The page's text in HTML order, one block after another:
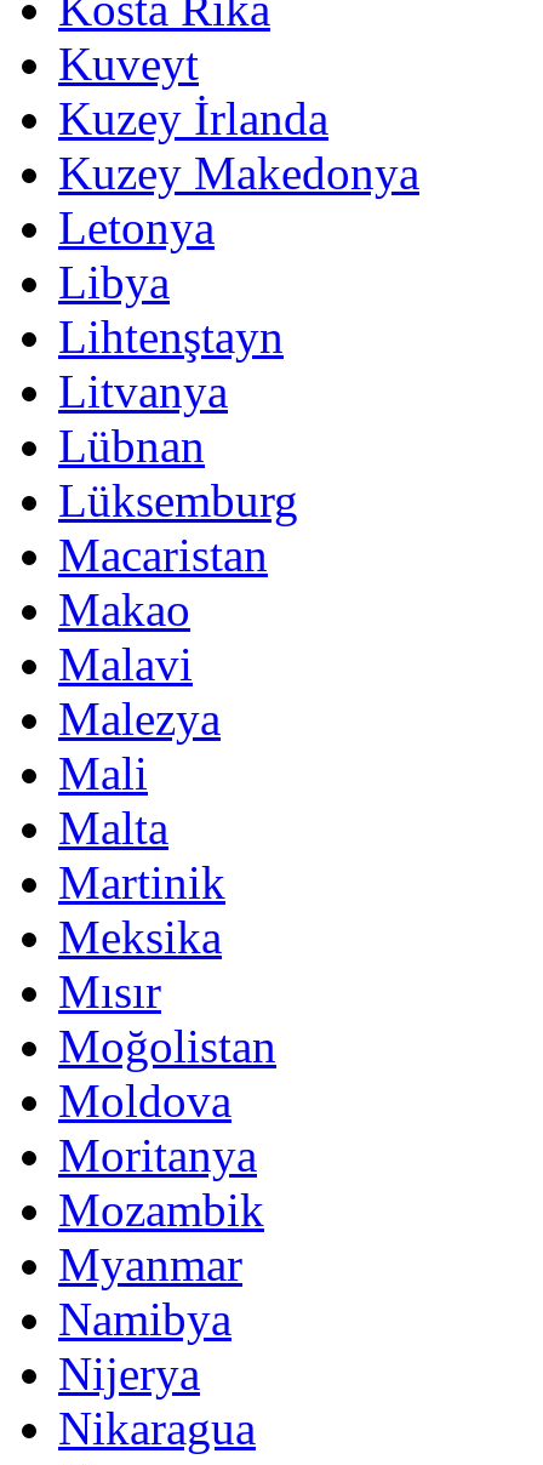
Kuveyt
Kuzey İrlanda
Kuzey Makedonya
Letonya
Libya
Lihtenştayn
Litvanya
Lübnan
Lüksemburg
Macaristan
Makao
Malavi
Malezya
Mali
Malta
Martinik
Meksika
Mısır
Moğolistan
Moldova
Moritanya
Mozambik
Myanmar
Namibya
Nijerya
Nikaragua